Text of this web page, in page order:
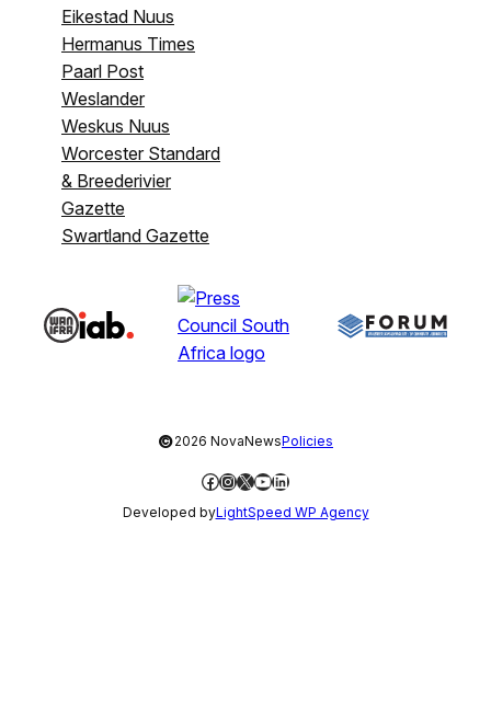
Eikestad Nuus
Hermanus Times
Paarl Post
Weslander
Weskus Nuus
Worcester Standard
& Breederivier
Gazette
Swartland Gazette
©2026 NovaNewsPolicies
Facebook
Instagram
X YouTube
LinkedIn
Developed byLightSpeed WP Agency